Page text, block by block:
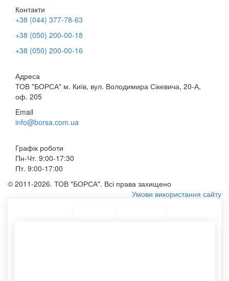
Контакти
+38 (044) 377-78-63
+38 (050) 200-00-18
+38 (050) 200-00-16
Адреса
ТОВ "БОРСА" м. Київ, вул. Володимира Сікевича, 20-А,
оф. 205
Email
info@borsa.com.ua
Графік роботи
Пн-Чт. 9:00-17:30
Пт. 9:00-17:00
© 2011-2026. ТОВ "БОРСА". Всі права захищено
Умови використання сайту